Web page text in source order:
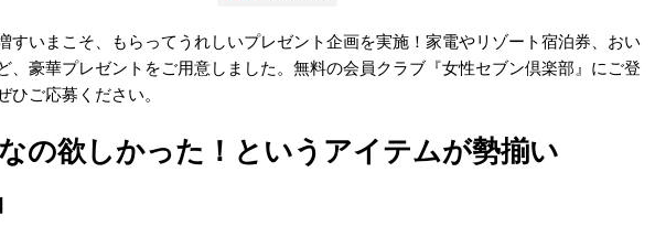
すいまこそ、もらってうれしいプレゼント企画を実施！家電やリゾート宿泊券、おい
、豪華プレゼントをご用意しました。無料の会員クラブ『女性セブン倶楽部』にご登
ひご応募ください。
の欲しかった！というアイテムが勢揃い